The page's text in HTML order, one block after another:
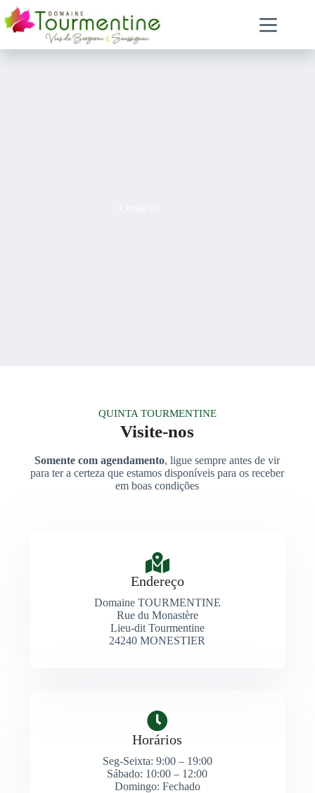
QUINTA TOURMENTINE
Visite-nos
Somente com agendamento, ligue sempre antes de vir
para ter a certeza que estamos disponíveis para os receber
em boas condições
Endereço
Domaine TOURMENTINE
Rue du Monastère
Lieu-dit Tourmentine
24240 MONESTIER
Horários
Seg-Seixta: 9:00 – 19:00
Sábado: 10:00 – 12:00
Domingo: Fechado